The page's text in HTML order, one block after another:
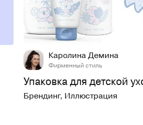
Каролина Демина
Фирменный стиль
Упаковка для детской
Брендинг, Иллюстрация